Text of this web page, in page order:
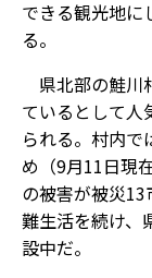
できる観光地に
る。
県北部の鮭川
ているとして人
られる。村内で
め（9月11日現
の被害が被災
難生活を続け、
設中だ。